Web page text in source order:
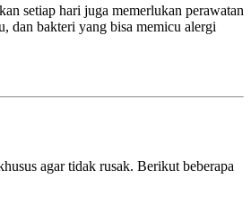
setiap hari juga memerlukan perawatan
dan bakteri yang bisa memicu alergi
agar tidak rusak. Berikut beberapa